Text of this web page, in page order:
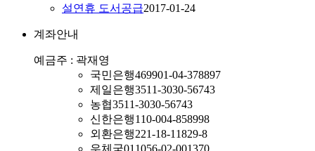
설연휴 도서공급2017-01-24
계좌안내
예금주 : 곽재영
국민은행469901-04-378897
제일은행3511-3030-56743
농협3511-3030-56743
신한은행110-004-858998
외환은행221-18-11829-8
우체국011056-02-001370